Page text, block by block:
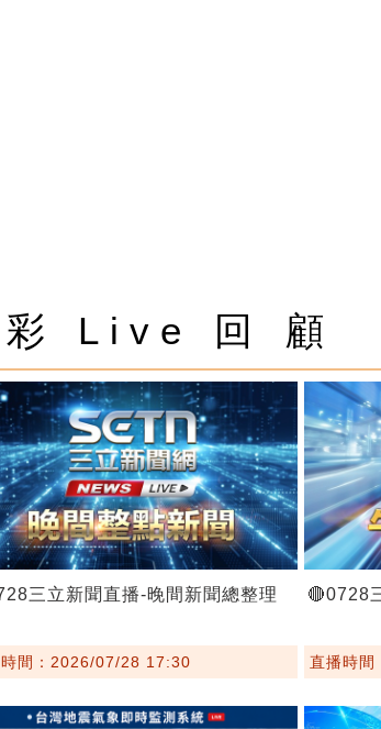
Live 回 顧
三立新聞直播-晚間新聞總整理
間：2026/07/28 17:30
🔴0728
直播時